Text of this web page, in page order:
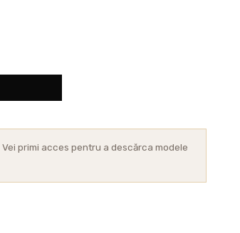
Vei primi acces pentru a descărca modele